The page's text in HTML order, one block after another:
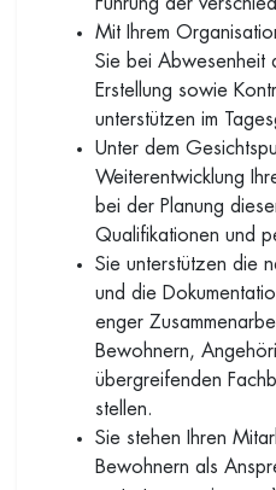
Mit Ihrem
Sie bei Abwesenheit
Erstellung sowie
unterstützen im
Unter dem
Weiterentwicklung
bei der Planung
Qualifikationen und
Sie unterstützen die
und die
enger
Bewohnern,
übergreifenden
stellen.
Sie stehen Ihren
Bewohnern als